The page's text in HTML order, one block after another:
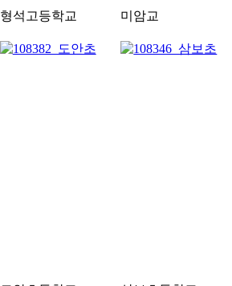
형석고등학교 미암교